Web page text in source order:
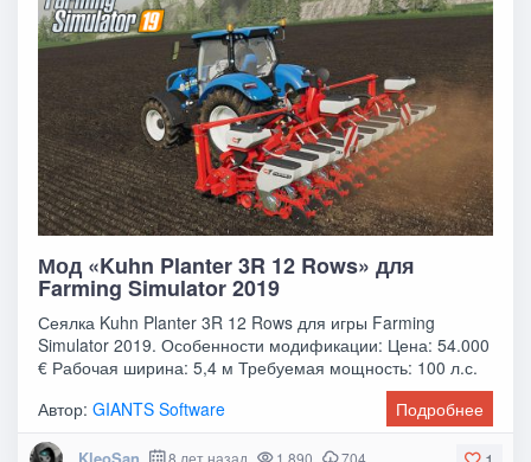
Мод «Kuhn Planter 3R 12 Rows» для
Farming Simulator 2019
Сеялка Kuhn Planter 3R 12 Rows для игры Farming
Simulator 2019. Особенности модификации: Цена: 54.000
€ Рабочая ширина: 5,4 м Требуемая мощность: 100 л.с.
Автор:GIANTS Software Подробнее
KleoSan 8 лет назад 1 890 704